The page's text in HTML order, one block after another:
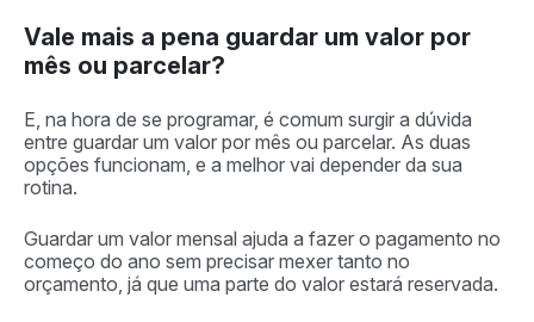
Vale mais a pena guardar um valor por
mês ou parcelar?
E, na hora de se programar, é comum surgir a dúvida
entre guardar um valor por mês ou parcelar. As duas
opções funcionam, e a melhor vai depender da sua
rotina.
Guardar um valor mensal ajuda a fazer o pagamento no
começo do ano sem precisar mexer tanto no
orçamento, já que uma parte do valor estará reservada.